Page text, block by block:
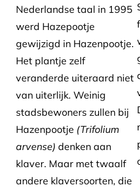
Nederlandse taal in 1995
werd Hazepootje
gewijzigd in Hazenpootje.
Het plantje zelf
veranderde uiteraard niet
van uiterlijk. Weinig
stadsbewoners zullen bij
Hazenpootje (Trifolium
arvense) denken aan
klaver. Maar met twaalf
andere klaversoorten, die